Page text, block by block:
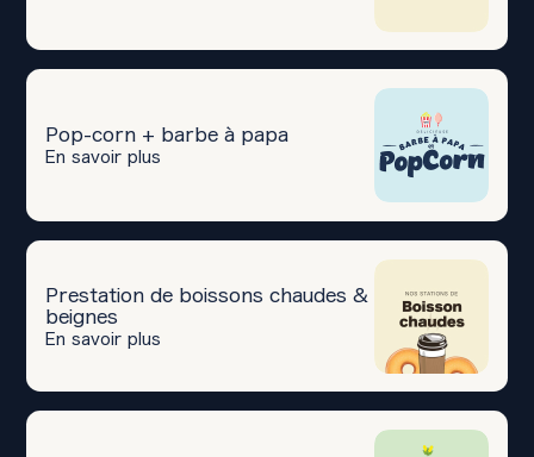
Pop-corn + barbe à papa
En savoir plus
Prestation de boissons chaudes &
beignes
En savoir plus